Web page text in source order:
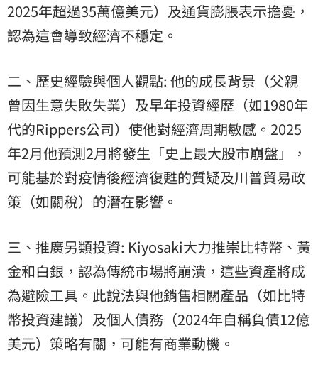
2025年超過35萬億美元）及通貨膨脹表示擔憂，
認為這會導致經濟不穩定。
二、歷史經驗與個人觀點: 他的成長背景（父親
曾因生意失敗失業）及早年投資經歷（如1980年
代的Rippers公司）使他對經濟周期敏感。2025
年2月他預測2月將發生「史上最大股市崩盤」，
可能基於對疫情後經濟復甦的質疑及川普貿易政
策（如關稅）的潛在影響。
三、推廣另類投資: Kiyosaki大力推崇比特幣、黃
金和白銀，認為傳統市場將崩潰，這些資產將成
為避險工具。此說法與他銷售相關產品（如比特
幣投資建議）及個人債務（2024年自稱負債12億
美元）策略有關，可能有商業動機。